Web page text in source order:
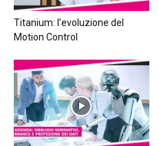
Titanium: l’evoluzione del
Motion Control